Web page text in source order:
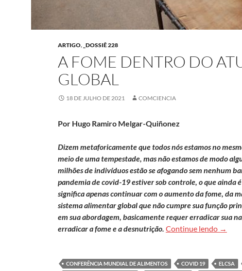
ARTIGO, _DOSSIÊ 228
A FOME DENTRO DO
GLOBAL
18 DE JULHO DE 2021 COMCIENCIA
Por Hugo Ramiro Melgar-Quiñonez
Dizem metaforicamente que todos nós estamos no
meio de uma tempestade, mas não estamos de modo
milhões de indivíduos estão se afogando sem nenhum
pandemia de covid-19 estiver sob controle, o que ainda
significa apenas continuar com o aumento da fome, da
sistema alimentar global que não cumpre sua função
em sua abordagem, basicamente requer erradicar sua
erradicar a fome e a desnutrição. Continue lendo A
→
CONFERÊNCIA MUNDIAL DE ALIMENTOS COVID 19 ELCSA